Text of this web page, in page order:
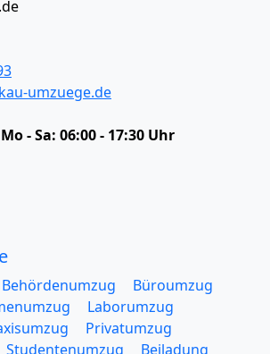
umzuege.de
Mo - Sa: 06:00 - 17:30 Uhr
Behördenumzug
Büroumzug
Laborumzug
Privatumzug
Studentenumzug
Beiladung